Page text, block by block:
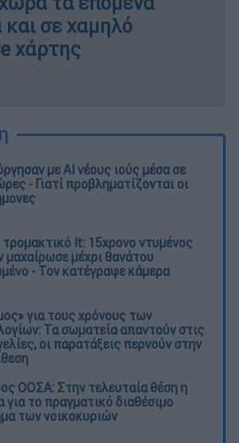
και σε χαμηλό
χάρτης
με AI νέους ιούς μέσα σε
- Γιατί προβληματίζονται οι
It: 15χρονο ντυμένος
μαχαίρωσε μέχρι θανάτου
- Τον κατέγραψε κάμερα
για τους χρόνους των
Τα σωματεία απαντούν στις
οι παρατάξεις περνούν στην
ΟΟΣΑ: Στην τελευταία θέση η
για το πραγματικό διαθέσιμο
των νοικοκυριών